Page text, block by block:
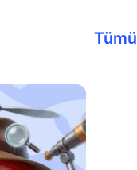
Tümü